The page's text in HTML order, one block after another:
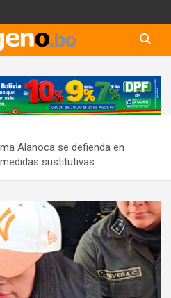
Alanoca se defienda en
sustitutivas